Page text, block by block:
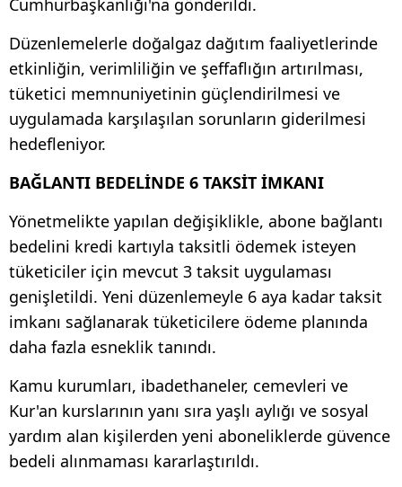
Düzenlemelerle doğalgaz dağıtım faaliyetlerinde
etkinliğin, verimliliğin ve şeffaflığın artırılması,
tüketici memnuniyetinin güçlendirilmesi ve
uygulamada karşılaşılan sorunların giderilmesi
hedefleniyor.
BAĞLANTI BEDELİNDE 6 TAKSİT İMKANI
Yönetmelikte yapılan değişiklikle, abone bağlantı
bedelini kredi kartıyla taksitli ödemek isteyen
tüketiciler için mevcut 3 taksit uygulaması
genişletildi. Yeni düzenlemeyle 6 aya kadar taksit
imkanı sağlanarak tüketicilere ödeme planında
daha fazla esneklik tanındı.
Kamu kurumları, ibadethaneler, cemevleri ve
Kur'an kurslarının yanı sıra yaşlı aylığı ve sosyal
yardım alan kişilerden yeni aboneliklerde güvence
bedeli alınmaması kararlaştırıldı.